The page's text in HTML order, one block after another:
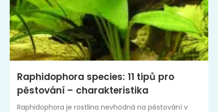
Raphidophora species: 11 tipů pro
pěstování – charakteristika
Raphidophora je rostlina nevhodná na pěstování v